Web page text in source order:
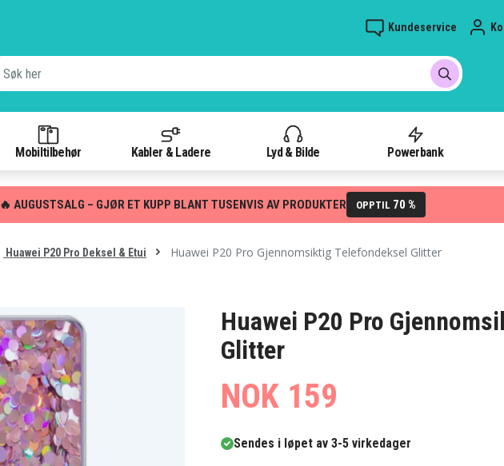
Kundeservice
Mobiltilbehør Kabler & Ladere Lyd & Bilde Powerbank
🔥 AUGUSTSALG – GJØR ET KUPP BLANT TUSENVIS AV PRODUKTER OPPTIL 70 %
Huawei P20 Pro Deksel & Etui Huawei P20 Pro Gjennomsiktig Telefondeksel Glitter
Huawei P20 Pro
Glitter
NOK 159
Sendes i løpet av 3-5 virkedager